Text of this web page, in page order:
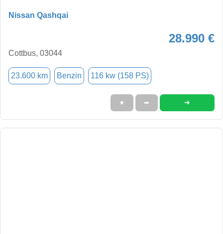
Nissan Qashqai
28.990 €
Cottbus, 03044
23.600 km Benzin 116 kw (158 PS)
★ ➦ ➜